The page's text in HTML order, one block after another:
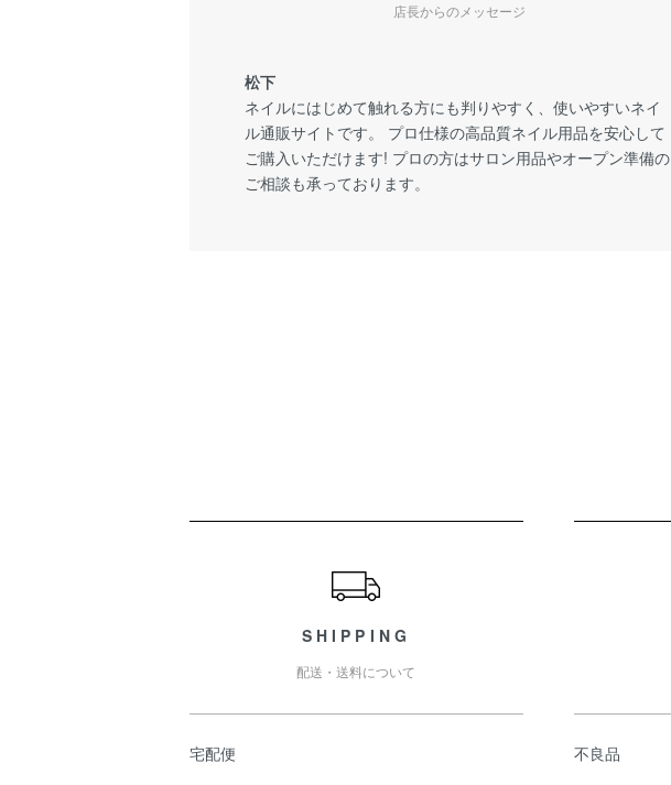
店長からのメッセージ
松下
ネイルにはじめて触れる方にも判りやすく、使いやすいネイ
ル通販サイトです。 プロ仕様の高品質ネイル用品を安心して
ご購入いただけます! プロの方はサロン用品やオープン準備の
ご相談も承っております。
SHIPPING
配送・送料について
宅配便
不良品